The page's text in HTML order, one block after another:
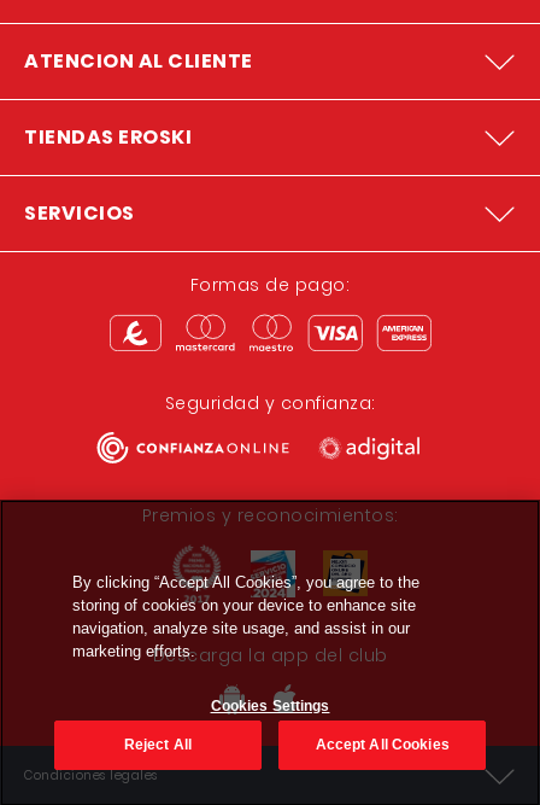
ATENCION AL CLIENTE
TIENDAS EROSKI
SERVICIOS
Formas de pago:
Seguridad y confianza:
Premios y reconocimientos:
Descarga la app del club
Condiciones legales
By clicking “Accept All Cookies”, you agree to the
storing of cookies on your device to enhance site
navigation, analyze site usage, and assist in our
marketing efforts.
Cookies Settings
Reject All Accept All Cookies